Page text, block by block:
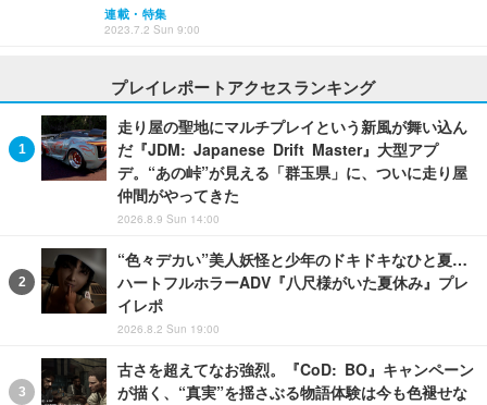
連載・特集
2023.7.2 Sun 9:00
プレイレポートアクセスランキング
走り屋の聖地にマルチプレイという新風が舞い込ん
だ『JDM: Japanese Drift Master』大型アプ
デ。“あの峠”が見える「群玉県」に、ついに走り屋
仲間がやってきた
2026.8.9 Sun 14:00
“色々デカい”美人妖怪と少年のドキドキなひと夏…
ハートフルホラーADV『八尺様がいた夏休み』プレ
イレポ
2026.8.2 Sun 19:00
古さを超えてなお強烈。『CoD: BO』キャンペーン
が描く、“真実”を揺さぶる物語体験は今も色褪せな